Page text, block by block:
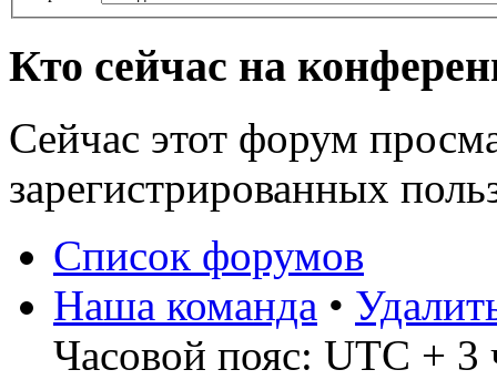
Кто сейчас на
Сейчас этот форум
зарегистрированных
Список форумов
Наша команда •
Часовой пояс: UTC + 3